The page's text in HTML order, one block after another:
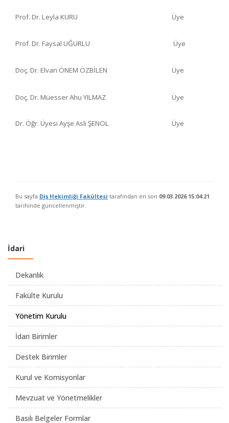
Prof. Dr. Leyla KURU Üye
Prof. Dr. Faysal UĞURLU Üye
Doç. Dr. Elvan ÖNEM ÖZBİLEN Üye
Doç. Dr. Müesser Ahu YILMAZ Üye
Dr. Öğr. Üyesi Ayşe Aslı ŞENOL Üye
Bu sayfa Diş Hekimliği Fakültesi tarafından en son 09.03.2026 15:04:21
tarihinde güncellenmiştir.
İdari
Dekanlık
Fakülte Kurulu
Yönetim Kurulu
İdari Birimler
Destek Birimler
Kurul ve Komisyonlar
Mevzuat ve Yönetmelikler
Basılı Belgeler Formlar